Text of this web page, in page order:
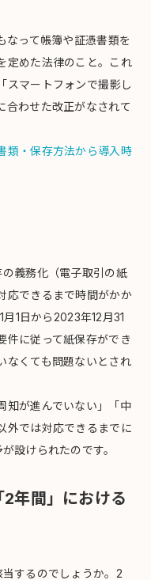
なって帳簿や証憑書類を
定めた法律のこと。これ
スマートフォンで撮影し
合わせた改正がなされて
類・保存方法から導入時
義務化（電子取引の紙
応できるまで時間がかか
1日から2023年12月31
件に従って紙保存ができ
なくても問題ないとされ
知が進んでいない」「中
外では対応できるまでに
設けられたのです。
年間」における
するのでしょうか。2